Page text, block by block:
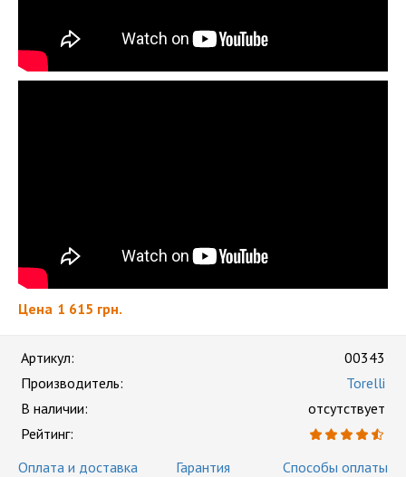
Цена 1 615 грн.
Артикул:
00343
Производитель:
Torelli
В наличии:
отсутствует
Рейтинг:
Оплата и доставка
Гарантия Способы оплаты